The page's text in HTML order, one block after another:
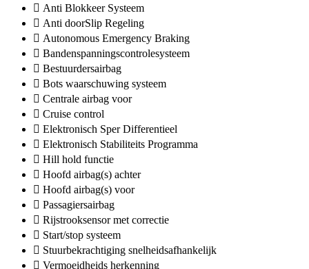
Anti Blokkeer Systeem
Anti doorSlip Regeling
Autonomous Emergency Braking
Bandenspanningscontrolesysteem
Bestuurdersairbag
Bots waarschuwing systeem
Centrale airbag voor
Cruise control
Elektronisch Sper Differentieel
Elektronisch Stabiliteits Programma
Hill hold functie
Hoofd airbag(s) achter
Hoofd airbag(s) voor
Passagiersairbag
Rijstrooksensor met correctie
Start/stop systeem
Stuurbekrachtiging snelheidsafhankelijk
Vermoeidheids herkenning